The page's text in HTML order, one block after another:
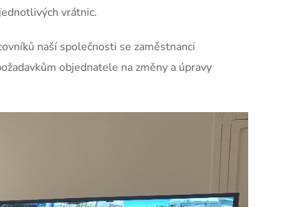
vrátnic.
naší společnosti se zaměstnanci
objednatele na změny a úpravy